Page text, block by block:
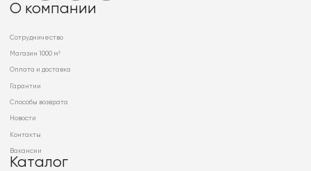
О компании
Сотрудничество
Магазин 1000 м²
Оплата и доставка
Гарантии
Способы возврата
Новости
Контакты
Вакансии
Каталог